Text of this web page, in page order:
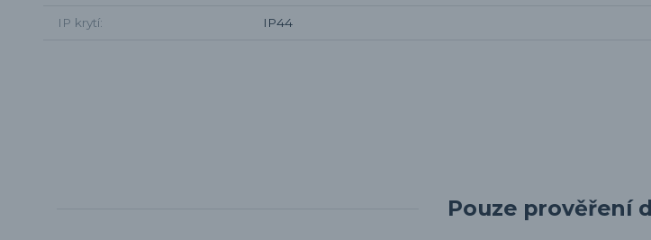
IP krytí IP44
Pouze prověření